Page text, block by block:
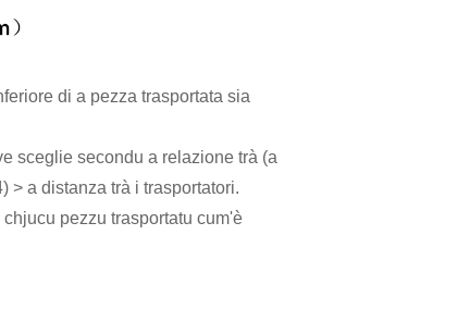
di a pezza trasportata sia
sceglie secondu a relazione trà (a
> a distanza trà i trasportatori.
pezzu trasportatu cum'è